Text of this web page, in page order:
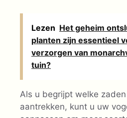
Lezen Het geheim
planten zijn essentieel
verzorgen van
tuin?
Als u begrijpt welke
aantrekken, kunt u uw